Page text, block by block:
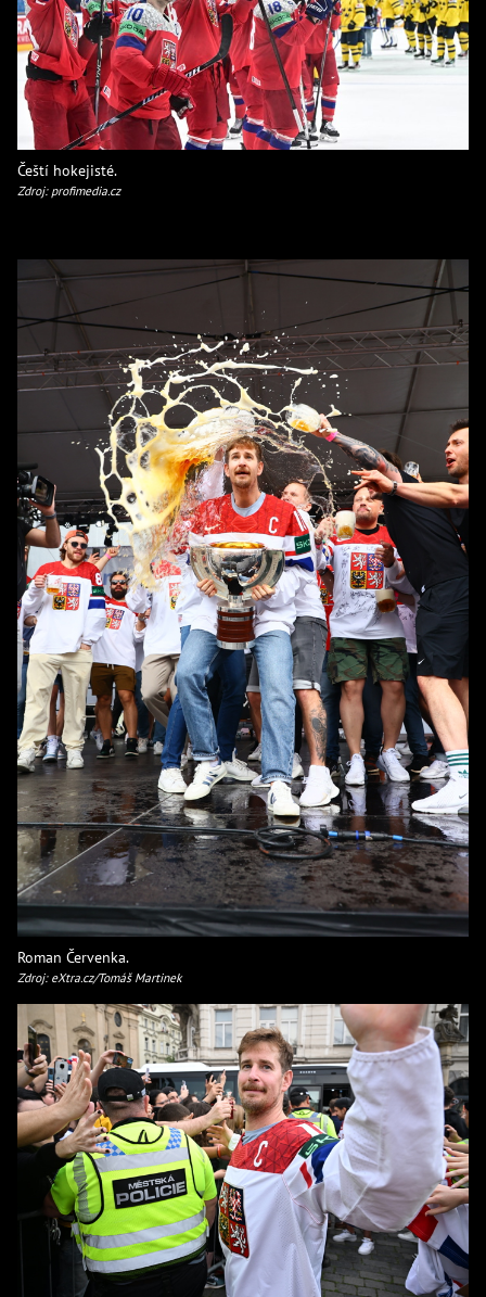
Čeští hokejisté.
Zdroj: profimedia.cz
Roman Červenka.
Zdroj: eXtra.cz/Tomáš Martinek